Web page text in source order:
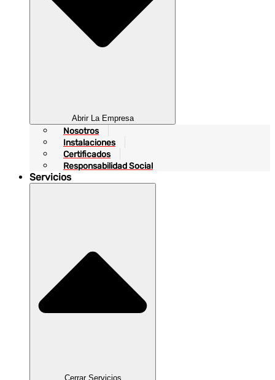
Abrir La Empresa
Nosotros
Instalaciones
Certificados
Responsabilidad Social
Servicios
Cerrar Servicios